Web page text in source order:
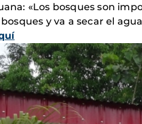
«Los bosques son
y va a secar el